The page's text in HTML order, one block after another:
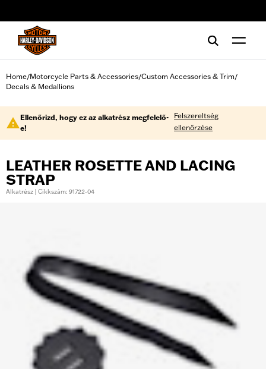
Home/Motorcycle Parts & Accessories/Custom Accessories & Trim/
Decals & Medallions
Ellenőrizd, hogy ez az alkatrész megfelelő-
e!
Felszereltség
ellenőrzése
LEATHER ROSETTE AND LACING
STRAP
Alkatrész | Cikkszám: 91722-04